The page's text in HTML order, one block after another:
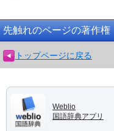
先触れのページの著作権
トップページに戻る
Weblio
国語辞典アプリ